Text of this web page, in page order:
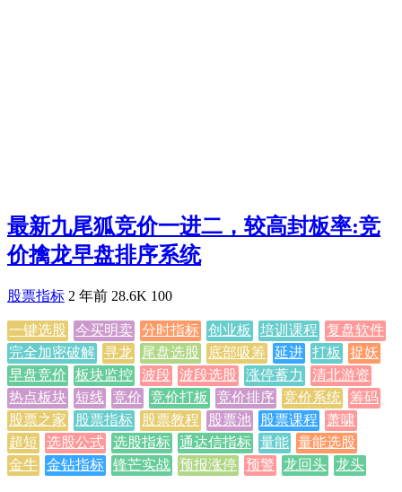
最新九尾狐竞价一进二，较高封板率:竞
价擒龙早盘排序系统
股票指标 2 年前 28.6K 100
一键选股 今买明卖 分时指标 创业板 培训课程
复盘软件
完全加密破解 寻龙 尾盘选股 底部吸筹 延进 打板
捉妖
早盘竞价
板块监控 波段 波段选股 涨停蓄力
清北游资
热点板块
短线 竞价 竞价打板 竞价排序 竞价系统
筹码
股票之家
股票指标 股票教程 股票池 股票课程
萧啸
超短
选股公式 选股指标 通达信指标 量能 量能选股
金牛 金钻指标 锋芒实战 预报涨停 预警 龙回头 龙头